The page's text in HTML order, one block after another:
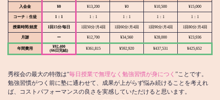
入会金 ¥0 ¥13,200 ¥0 ¥10,500 ¥15,000
コーチ：生徒 1：1 1：1 1：1 1：1 1：1
授業時間/頻度 1回15分/毎日 1回50分/月4回 1回60分/月4回 1回90分/月4回 1回80分/月4回
月謝 ー ¥12,700 ¥34,560 ¥28,000 ¥23,936
年間費用
¥92,400
(66日完結)
¥361,815 ¥592,920 ¥437,531 ¥425,652
秀桜会の最大の特徴は“毎日授業で無理なく勉強習慣が身につく ”ことです。
勉強習慣がつく前に塾に通わせて、成果が上がらず悩み続けることを考えれ
ば、コストパフォーマンスの良さを実感していただけると思います。